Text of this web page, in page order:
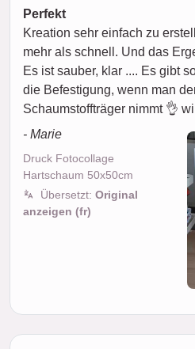
Perfekt
Kreation sehr einfach zu
mehr als schnell. Und das
Es ist sauber, klar .... Es gibt
die Befestigung, wenn man
Schaumstoffträger nimmt 👌
- Marie
Druck Fotocollage
Hartschaum 50x50cm
Übersetzt: Original
anzeigen (fr)